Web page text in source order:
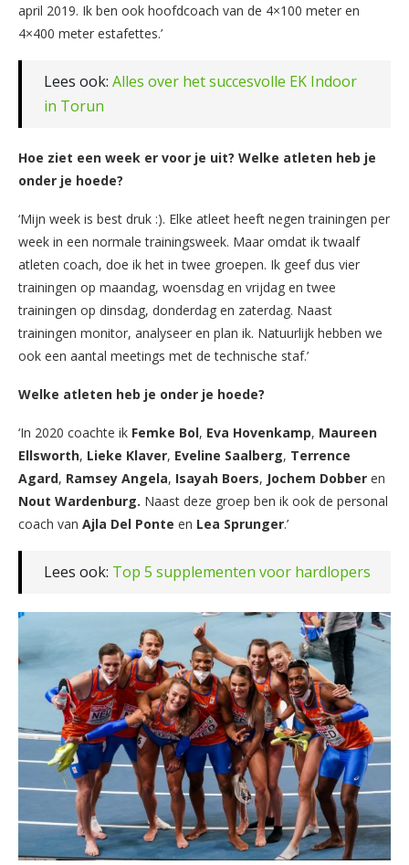
april 2019. Ik ben ook hoofdcoach van de 4×100 meter en
4×400 meter estafettes.’
Lees ook: Alles over het succesvolle EK Indoor
in Torun
Hoe ziet een week er voor je uit? Welke atleten heb je
onder je hoede?
‘Mijn week is best druk :). Elke atleet heeft negen trainingen per
week in een normale trainingsweek. Maar omdat ik twaalf
atleten coach, doe ik het in twee groepen. Ik geef dus vier
trainingen op maandag, woensdag en vrijdag en twee
trainingen op dinsdag, donderdag en zaterdag. Naast
trainingen monitor, analyseer en plan ik. Natuurlijk hebben we
ook een aantal meetings met de technische staf.’
Welke atleten heb je onder je hoede?
‘In 2020 coachte ik Femke Bol, Eva Hovenkamp, Maureen
Ellsworth, Lieke Klaver, Eveline Saalberg, Terrence
Agard, Ramsey Angela, Isayah Boers, Jochem Dobber en
Nout Wardenburg. Naast deze groep ben ik ook de personal
coach van Ajla Del Ponte en Lea Sprunger.’
Lees ook: Top 5 supplementen voor hardlopers